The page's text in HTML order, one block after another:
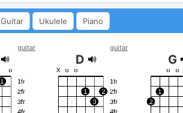
Guitar Ukulele Piano
guitar guitar
D G